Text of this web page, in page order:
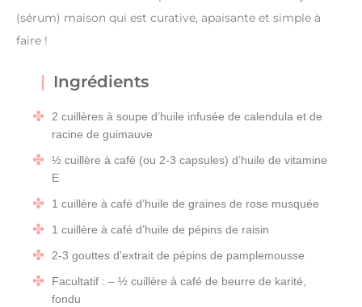
(sérum) maison qui est curative, apaisante et simple à
faire !
Ingrédients
2 cuillères à soupe d’huile infusée de calendula et de
racine de guimauve
½ cuillère à café (ou 2-3 capsules) d’huile de vitamine
E
1 cuillère à café d’huile de graines de rose musquée
1 cuillère à café d’huile de pépins de raisin
2-3 gouttes d’extrait de pépins de pamplemousse
Facultatif : – ½ cuillère à café de beurre de karité,
fondu